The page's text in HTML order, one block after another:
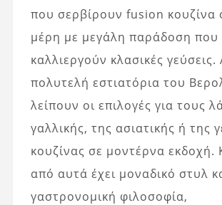
που σερβίρουν fusion κουζίνα
μέρη με μεγάλη παράδοση που
καλλιεργούν κλασικές
πολυτελή εστιατόρια του
λείπουν οι επιλογές για τους
γαλλικής, της ασιατικής ή της
κουζίνας σε μοντέρνα εκδοχή.
από αυτά έχει μοναδικό στυλ
γαστρονομική φιλοσοφία,